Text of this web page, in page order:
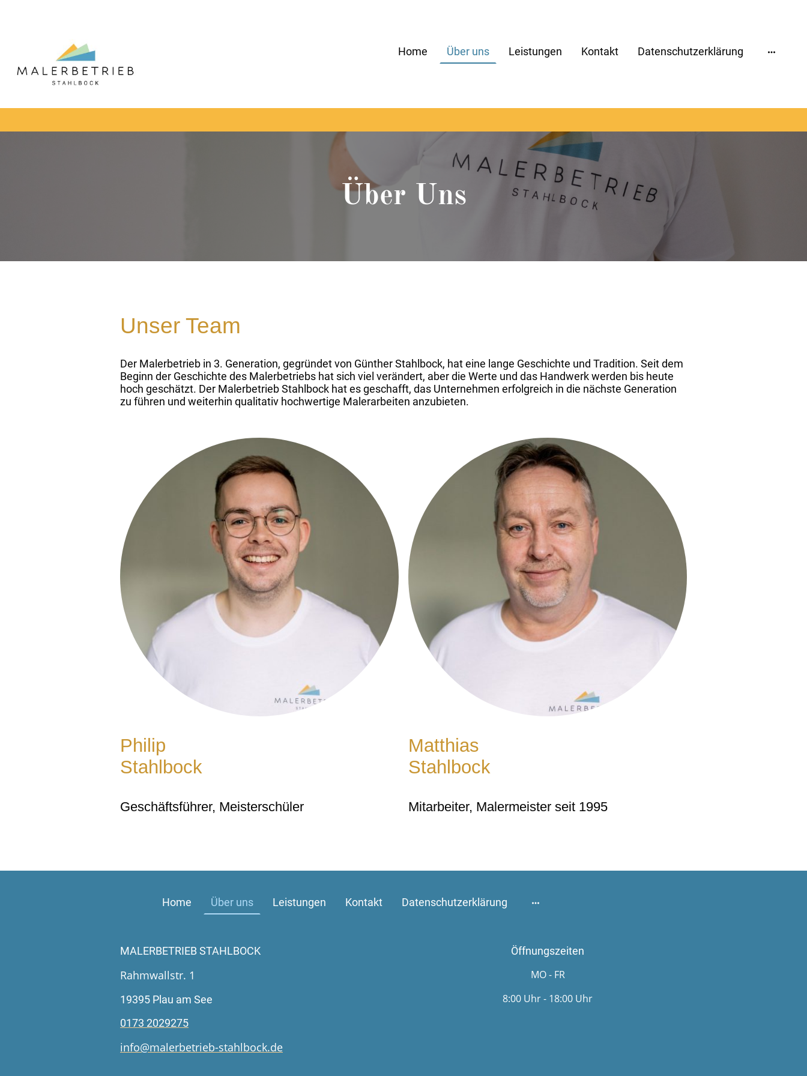
Home Über uns Leistungen Kontakt Datenschutzerklärung
Über Uns
Unser Team
Der Malerbetrieb in 3. Generation, gegründet von Günther Stahlbock, hat eine lange Geschichte und Tradition. Seit dem
Beginn der Geschichte des Malerbetriebs hat sich viel verändert, aber die Werte und das Handwerk werden bis heute
hoch geschätzt. Der Malerbetrieb Stahlbock hat es geschafft, das Unternehmen erfolgreich in die nächste Generation
zu führen und weiterhin qualitativ hochwertige Malerarbeiten anzubieten.
Philip
Stahlbock
Geschäftsführer, Meisterschüler
Matthias
Stahlbock
Mitarbeiter, Malermeister seit 1995
Home Über uns Leistungen Kontakt Datenschutzerklärung
MALERBETRIEB STAHLBOCK
Rahmwallstr. 1
19395 Plau am See
0173 2029275
info@malerbetrieb-stahlbock.de
Öffnungszeiten
MO - FR
8:00 Uhr - 18:00 Uhr